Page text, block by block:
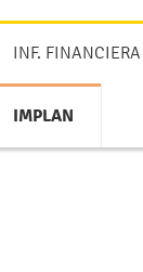
INF. FINANCIERA
IMPLAN